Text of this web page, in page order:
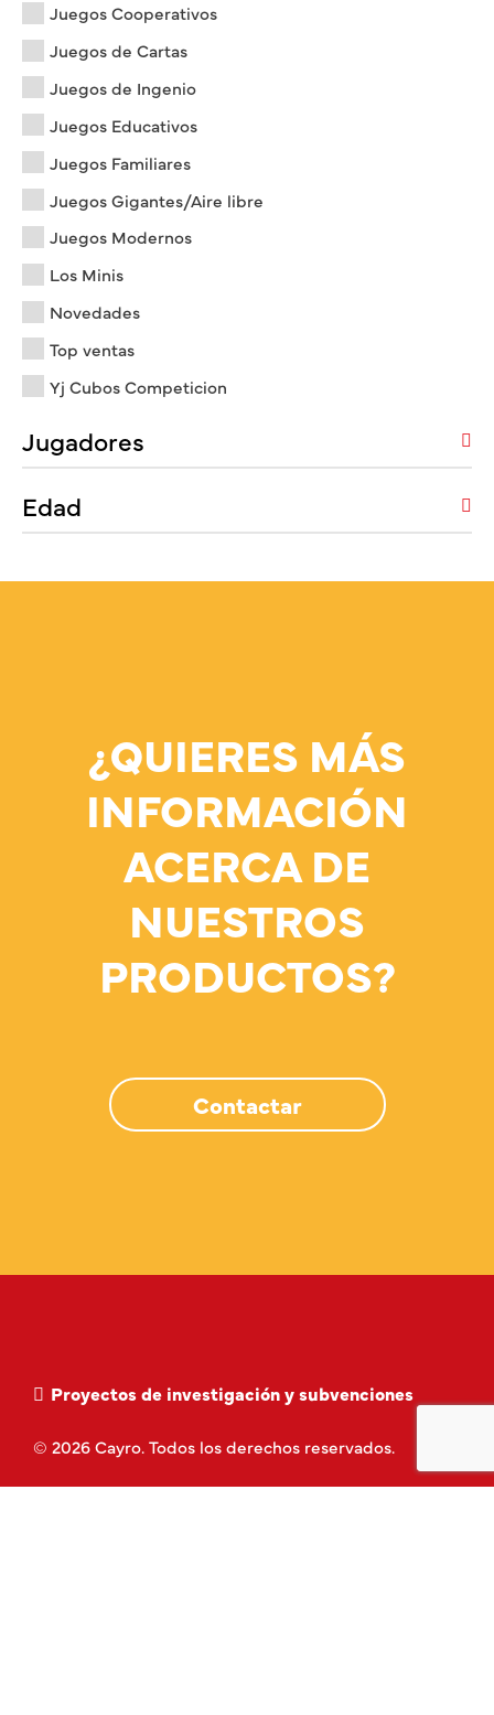
Juegos Cooperativos
Juegos de Cartas
Juegos de Ingenio
Juegos Educativos
Juegos Familiares
Juegos Gigantes/Aire libre
Juegos Modernos
Los Minis
Novedades
Top ventas
Yj Cubos Competicion
Jugadores
Edad
¿QUIERES MÁS
INFORMACIÓN
ACERCA DE
NUESTROS
PRODUCTOS?
Contactar
Proyectos de investigación y subvenciones
© 2026 Cayro. Todos los derechos reservados.
Política de privacidad